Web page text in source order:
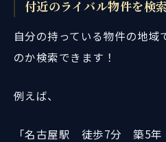
付近のライバル物件を検
自分の持っている物件の地域
のか検索できます！
例えば、
「名古屋駅 徒歩7分 築5年